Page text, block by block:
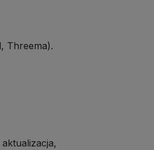
Threema).